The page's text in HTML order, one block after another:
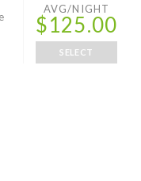
AVG/NIGHT
$125.00
SELECT